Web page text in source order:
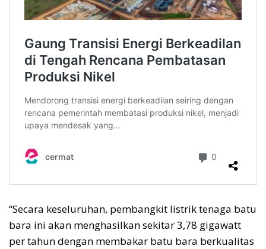
“Secara keseluruhan, pembangkit listrik tenaga batu
bara ini akan menghasilkan sekitar 3,78 gigawatt
per tahun dengan membakar batu bara berkualitas